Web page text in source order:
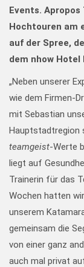
Events.
Hochtouren am
auf der Spree,
dem nhow
„Neben unserer
wie dem Firmen-
mit Sebastian
Hauptstadtregion
teamgeist-Werte
liegt auf
Trainerin für das
Wochen hatten
unserem
gemeinsam die
von einer ganz
auch mal privat